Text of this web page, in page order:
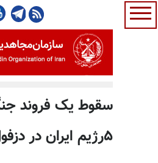
سقوط یک فروند
۵رژیم ایران در دزفول